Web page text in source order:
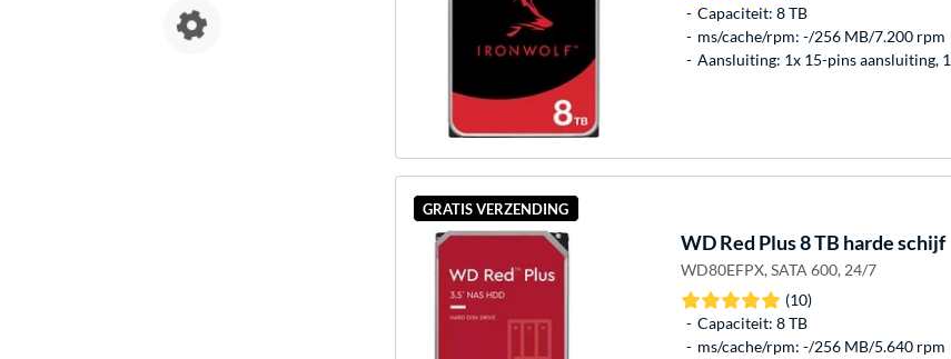
Capaciteit: 8 TB
ms/cache/rpm: -/256 MB/7.200 rpm
Aansluiting: 1x 15-pins aansluiting,
GRATIS VERZENDING
WDRed Plus 8 TB harde schijf
WD80EFPX, SATA 600, 24/7
(10)
Capaciteit: 8 TB
ms/cache/rpm: -/256 MB/5.640 rpm